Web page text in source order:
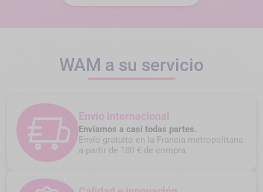
WAM a su servicio
Envío internacional
Enviamos a casi todas partes.
Envío gratuito en la Francia metropolitana
a partir de 180 € de compra.